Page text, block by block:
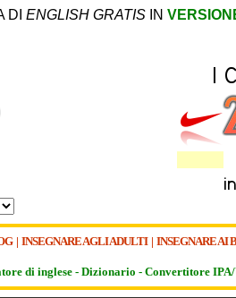
DI ENGLISH GRATIS IN
| INSEGNARE AGLI ADULTI | INSEGNARE AI
di inglese - Dizionario - Convertitore